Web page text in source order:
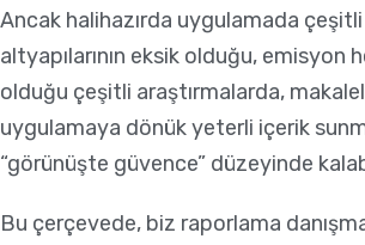
Ancak halihazırda uygulamada
altyapılarının eksik olduğu, emisyon
olduğu çeşitli araştırmalarda,
uygulamaya dönük yeterli içerik
“görünüşte güvence” düzeyinde
Bu çerçevede, biz raporlama